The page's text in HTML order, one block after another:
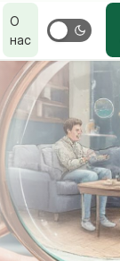
О
нас